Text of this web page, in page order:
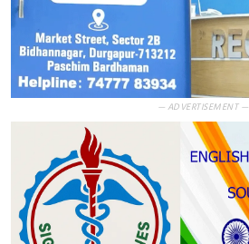
— ADVERTISEMENT —